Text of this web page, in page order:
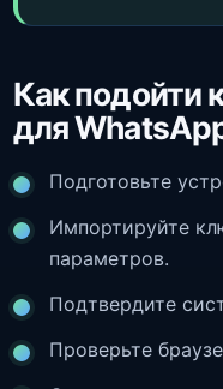
Как подойти
для
Подготовьте
Импортируйте
параметров.
Подтвердите
Проверьте